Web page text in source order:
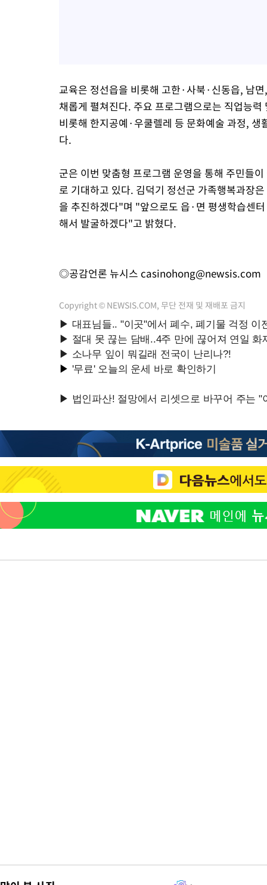
교육은 정선읍을 비롯해 고한·사북·신동읍, 남
채롭게 펼쳐진다. 주요 프로그램으로는 직업능
비롯해 한지공예·우쿨렐레 등 문화예술 과정,
다.
군은 이번 맞춤형 프로그램 운영을 통해 주민들
로 기대하고 있다. 김덕기 정선군 가족행복과장
을 추진하겠다"며 "앞으로도 읍·면 평생학습센
해서 발굴하겠다"고 밝혔다.
◎공감언론 뉴시스 casinohong@newsis.com
Copyright © NEWSIS.COM, 무단 전재 및 재배포 금지